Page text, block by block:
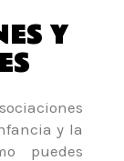
Y
y la
puedes